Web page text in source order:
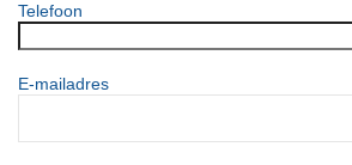
Telefoon
E-mailadres